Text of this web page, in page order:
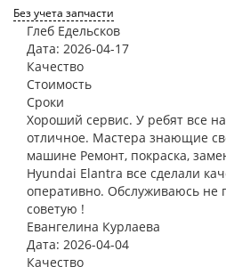
Без учета запчасти
Глеб Едельсков
Дата: 2026-04-17
Качество
Стоимость
Сроки
Хороший сервис. У ребят все
отличное. Мастера знающие
машине Ремонт, покраска,
Hyundai Elantra все сделали
оперативно. Обслуживаюсь
советую !
Евангелина Курлаева
Дата: 2026-04-04
Качество